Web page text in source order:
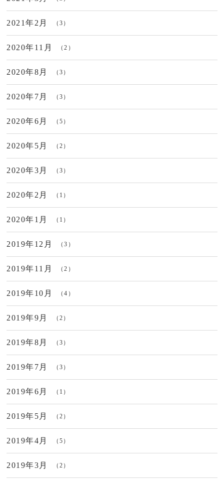
2021年2月 （3）
2020年11月 （2）
2020年8月 （3）
2020年7月 （3）
2020年6月 （5）
2020年5月 （2）
2020年3月 （3）
2020年2月 （1）
2020年1月 （1）
2019年12月 （3）
2019年11月 （2）
2019年10月 （4）
2019年9月 （2）
2019年8月 （3）
2019年7月 （3）
2019年6月 （1）
2019年5月 （2）
2019年4月 （5）
2019年3月 （2）